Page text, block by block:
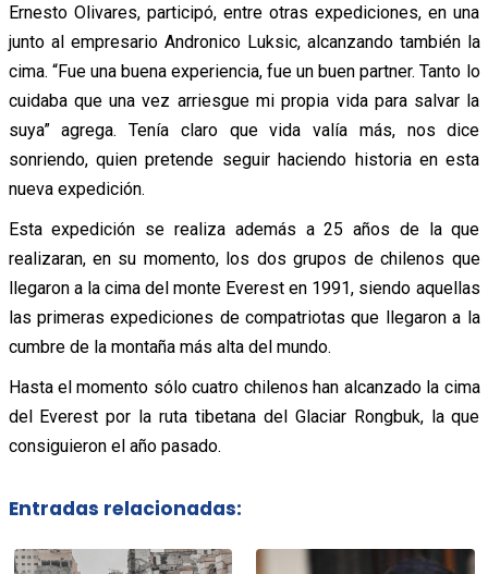
Ernesto Olivares, participó, entre otras expediciones, en una
junto al empresario Andronico Luksic, alcanzando también la
cima. “Fue una buena experiencia, fue un buen partner. Tanto lo
cuidaba que una vez arriesgue mi propia vida para salvar la
suya” agrega. Tenía claro que vida valía más, nos dice
sonriendo, quien pretende seguir haciendo historia en esta
nueva expedición.
Esta expedición se realiza además a 25 años de la que
realizaran, en su momento, los dos grupos de chilenos que
llegaron a la cima del monte Everest en 1991, siendo aquellas
las primeras expediciones de compatriotas que llegaron a la
cumbre de la montaña más alta del mundo.
Hasta el momento sólo cuatro chilenos han alcanzado la cima
del Everest por la ruta tibetana del Glaciar Rongbuk, la que
consiguieron el año pasado.
Entradas relacionadas: